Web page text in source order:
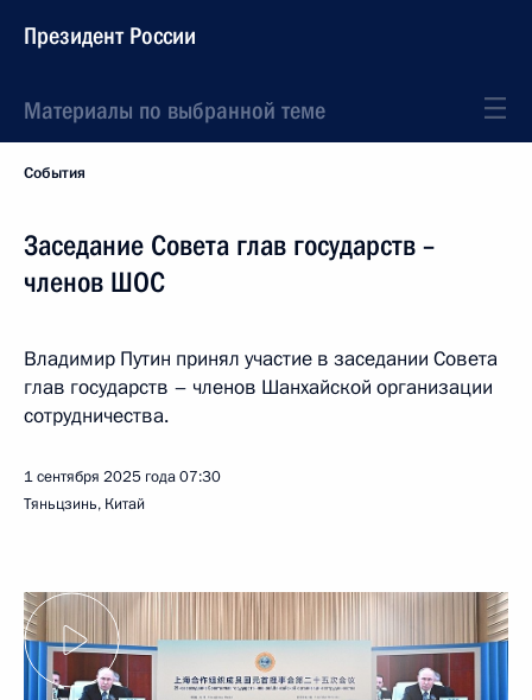
Президент России
Материалы по выбранной теме
События
Заседание Совета глав государств –
членов ШОС
Владимир Путин принял участие в заседании Совета
глав государств – членов Шанхайской организации
сотрудничества.
1 сентября 2025 года07:30
Тяньцзинь, Китай